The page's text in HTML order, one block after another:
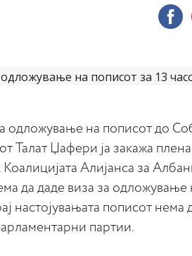
одложување на пописот до
Талат Џафери ја закажа
Коалицијата Алијанса за
да даде виза за одложување
настојувањата пописот нема
партии.